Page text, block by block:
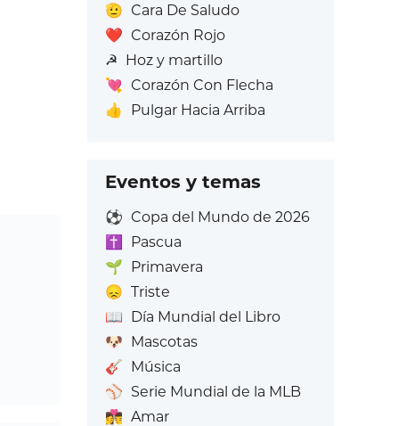
🫡 Cara De Saludo
❤️ Corazón Rojo
☭ Hoz y martillo
💘 Corazón Con Flecha
👍
Pulgar Hacia Arriba
Eventos y temas
⚽ Copa del Mundo de 2026
✝️
Pascua
🌱 Primavera
😞 Triste
📖 Día Mundial del Libro
🐶 Mascotas
🎸 Música
⚾ Serie Mundial de la MLB
👩‍❤️‍💋‍👨 Amar